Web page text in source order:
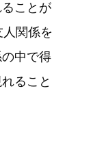
ことが
関係を
中で得
ること